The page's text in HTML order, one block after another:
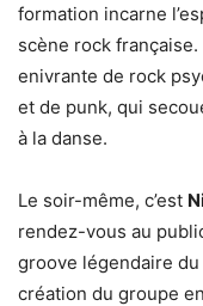
formation incarne
scène rock
enivrante de rock
et de punk, qui
à la danse.
Le soir-même, c’est
rendez-vous au
groove légendaire
création du groupe